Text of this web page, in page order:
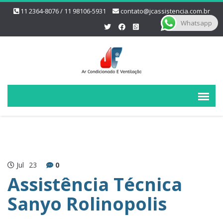
11 2364-8076 / 11 98106-5931 contato@jcassistencia.com.br
Jul 23 0
Assistência Técnica
Sanyo Rolinopolis
Whatsapp